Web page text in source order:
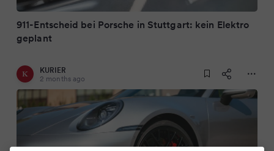
911-Entscheid bei Porsche in Stuttgart: kein Elektro
geplant
KURIER
2 months ago